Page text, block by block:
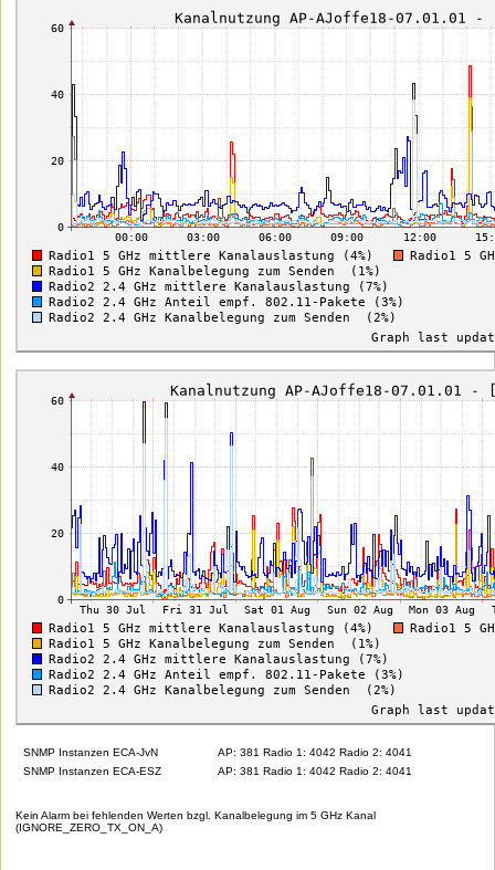
SNMP Instanzen ECA-JvN
AP: 381 Radio 1: 4042 Radio 2: 4041
SNMP Instanzen ECA-ESZ
AP: 381 Radio 1: 4042 Radio 2: 4041
Kein Alarm bei fehlenden Werten bzgl. Kanalbelegung im 5 GHz Kanal
(IGNORE_ZERO_TX_ON_A)